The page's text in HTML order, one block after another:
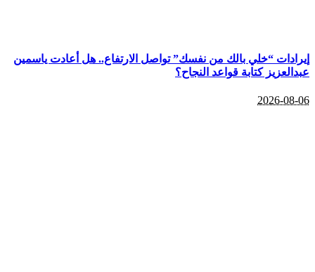
إيرادات “خلي بالك من نفسك” تواصل الارتفاع.. هل أعادت ياسمين
عبدالعزيز كتابة قواعد النجاح؟
2026-08-06